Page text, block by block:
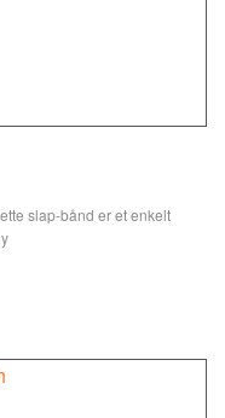
slap-bånd er et enkelt